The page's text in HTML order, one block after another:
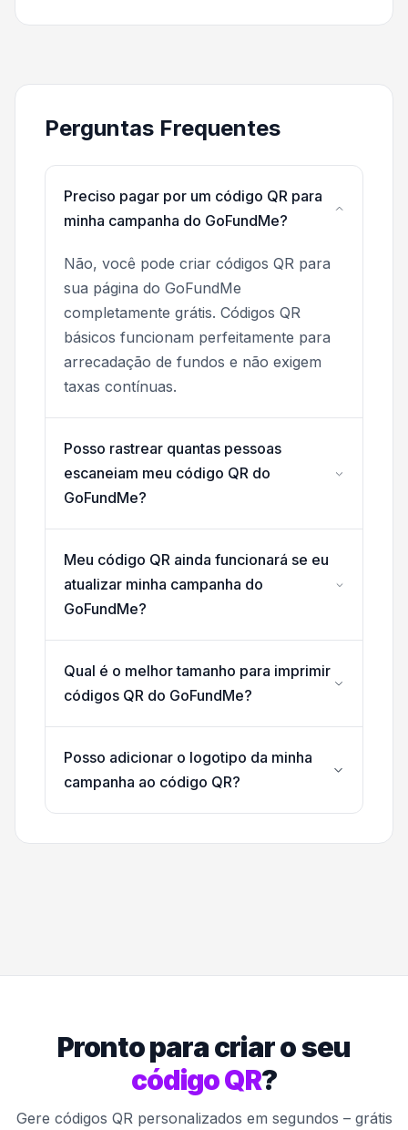
Perguntas Frequentes
Preciso pagar por um código QR para
minha campanha do GoFundMe?
Não, você pode criar códigos QR para
sua página do GoFundMe
completamente grátis. Códigos QR
básicos funcionam perfeitamente para
arrecadação de fundos e não exigem
taxas contínuas.
Posso rastrear quantas pessoas
escaneiam meu código QR do
GoFundMe?
Meu código QR ainda funcionará se eu
atualizar minha campanha do
GoFundMe?
Qual é o melhor tamanho para imprimir
códigos QR do GoFundMe?
Posso adicionar o logotipo da minha
campanha ao código QR?
Pronto para criar o seu
código QR?
Gere códigos QR personalizados em segundos – grátis